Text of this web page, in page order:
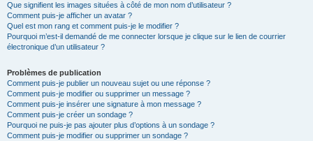
Que signifient les images situées à côté de mon nom d’utilisateur ?
Comment puis-je afficher un avatar ?
Quel est mon rang et comment puis-je le modifier ?
Pourquoi m’est-il demandé de me connecter lorsque je clique sur le lien de courrier
électronique d’un utilisateur ?
Problèmes de publication
Comment puis-je publier un nouveau sujet ou une réponse ?
Comment puis-je modifier ou supprimer un message ?
Comment puis-je insérer une signature à mon message ?
Comment puis-je créer un sondage ?
Pourquoi ne puis-je pas ajouter plus d’options à un sondage ?
Comment puis-je modifier ou supprimer un sondage ?